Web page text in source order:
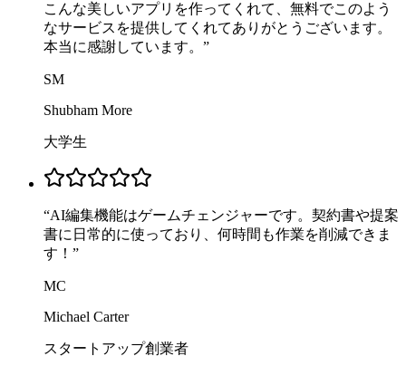
こんな美しいアプリを作ってくれて、無料でこのよう
なサービスを提供してくれてありがとうございます。
本当に感謝しています。 ”
SM
Shubham More
大学生
“AI編集機能はゲームチェンジャーです。契約書や提案
書に日常的に使っており、何時間も作業を削減できま
す！ ”
MC
Michael Carter
スタートアップ創業者